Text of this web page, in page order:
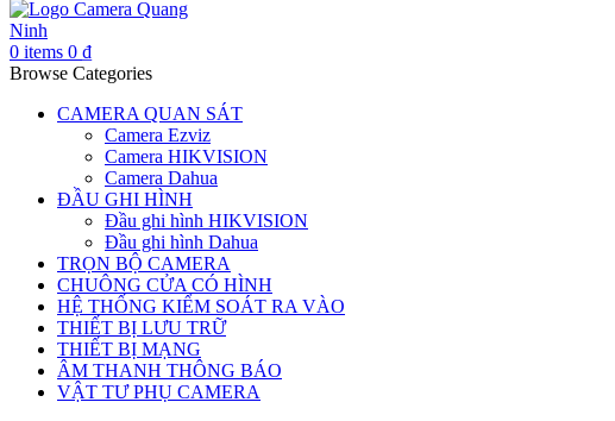
0 items 0 ₫
Browse Categories
CAMERA QUAN SÁT
Camera Ezviz
Camera HIKVISION
Camera Dahua
ĐẦU GHI HÌNH
Đầu ghi hình HIKVISION
Đầu ghi hình Dahua
TRỌN BỘ CAMERA
CHUÔNG CỬA CÓ HÌNH
HỆ THỐNG KIỂM SOÁT RA VÀO
THIẾT BỊ LƯU TRỮ
THIẾT BỊ MẠNG
ÂM THANH THÔNG BÁO
VẬT TƯ PHỤ CAMERA